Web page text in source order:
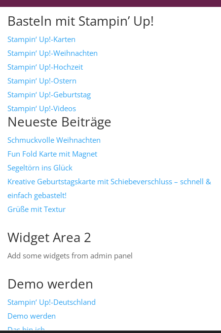
Basteln mit Stampin’ Up!
Stampin‘ Up!-Karten
Stampin‘ Up!-Weihnachten
Stampin‘ Up!-Hochzeit
Stampin‘ Up!-Ostern
Stampin‘ Up!-Geburtstag
Stampin‘ Up!-Videos
Neueste Beiträge
Schmuckvolle Weihnachten
Fun Fold Karte mit Magnet
Segeltörn ins Glück
Kreative Geburtstagskarte mit Schiebeverschluss – schnell &
einfach gebastelt!
Grüße mit Textur
Widget Area 2
Add some widgets from admin panel
Demo werden
Stampin‘ Up!-Deutschland
Demo werden
Das bin ich